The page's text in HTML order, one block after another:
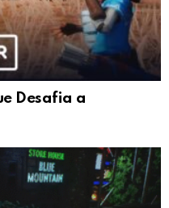
Desafia a